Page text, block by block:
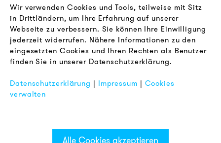
Newsletter
RECHTLICHES
AGB
Datenschutz
FAQ
Wir verwenden Cookies und Tools, teilweise mit Sitz
in Drittländern, um Ihre Erfahrung auf unserer
Webseite zu verbessern. Sie können Ihre Einwilligung
jederzeit widerrufen. Nähere Informationen zu den
eingesetzten Cookies und Ihren Rechten als Benutzer
finden Sie in unserer Datenschutzerklärung.
Datenschutzerklärung | Impressum | Cookies
verwalten